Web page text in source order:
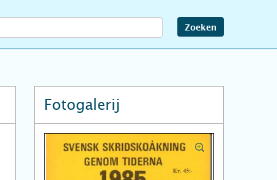
Zoeken
Fotogalerij